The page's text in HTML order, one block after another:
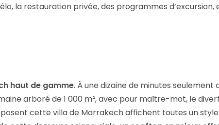
la restauration privée, des programmes d’excursion,
haut de gamme. À une dizaine de minutes seulement
arboré de 1 000 m², avec pour maître-mot, le
cette villa de Marrakech affichent toutes un